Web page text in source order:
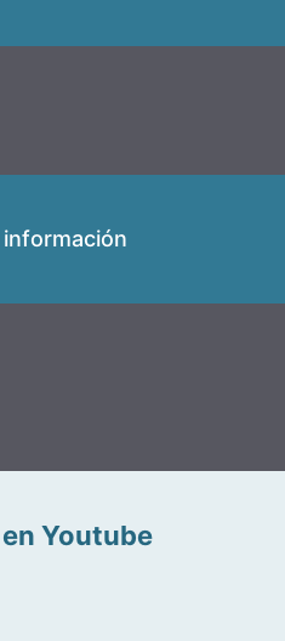
Youtube